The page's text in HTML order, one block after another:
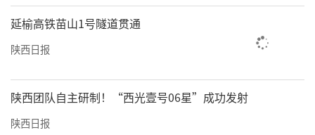
延榆高铁苗山1号隧道贯通
陕西日报
陕西团队自主研制！“西光壹号06星”成功发射
陕西日报